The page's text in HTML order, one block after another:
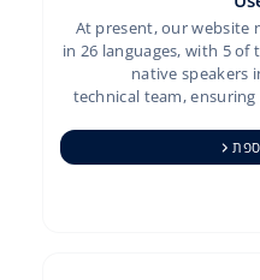
At present, our
in 26 languages, with 5
native
technical team,